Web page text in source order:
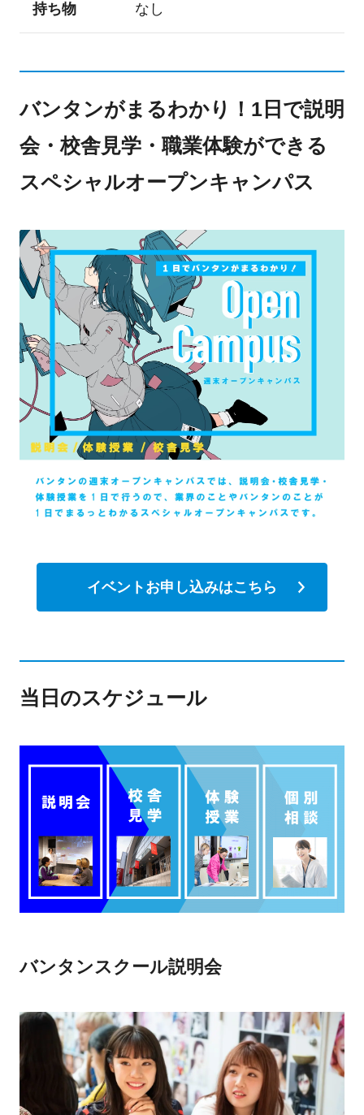
持ち物 なし
バンタンがまるわかり！1日で説明
会・校舎見学・職業体験ができる
スペシャルオープンキャンパス
イベントお申し込みはこちら
当日のスケジュール
バンタンスクール説明会